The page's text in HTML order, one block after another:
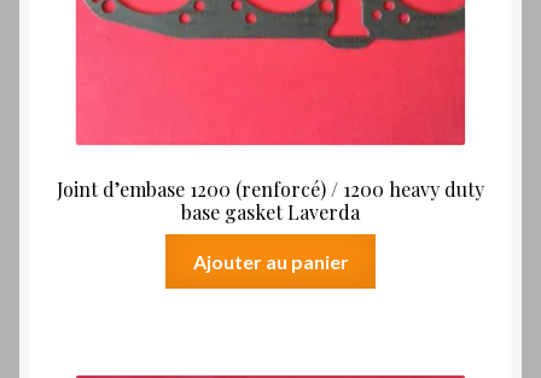
Joint d’embase 1200 (renforcé) / 1200 heavy duty
base gasket Laverda
Ajouter au panier